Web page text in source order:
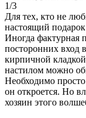
1/3
Для тех, кто не
настоящий
Иногда фактурная
посторонних вход
кирпичной
настилом можно
Необходимо
он откроется. Но
хозяин этого